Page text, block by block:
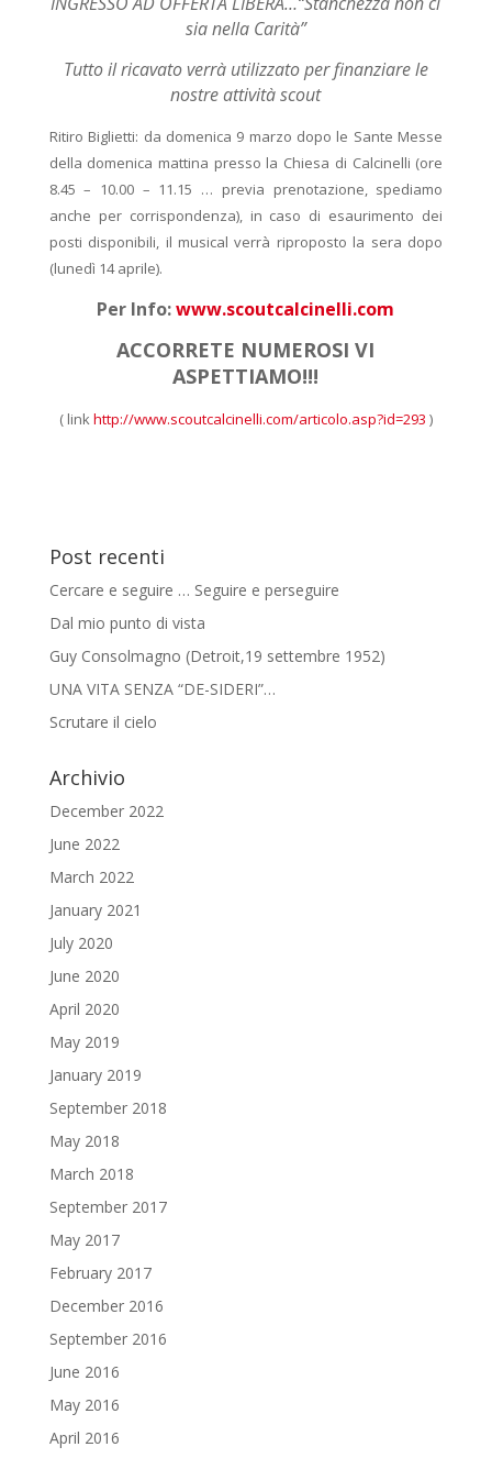
sia nella Carità”
Tutto il ricavato verrà utilizzato per finanziare le
nostre attività scout
Ritiro Biglietti: da domenica 9 marzo dopo le Sante Messe
della domenica mattina presso la Chiesa di Calcinelli (ore
8.45 – 10.00 – 11.15 … previa prenotazione, spediamo
anche per corrispondenza), in caso di esaurimento dei
posti disponibili, il musical verrà riproposto la sera dopo
(lunedì 14 aprile).
Per Info:www.scoutcalcinelli.com
ACCORRETE NUMEROSI VI
ASPETTIAMO!!!
( link http://www.scoutcalcinelli.com/articolo.asp?id=293 )
Post recenti
Cercare e seguire … Seguire e perseguire
Dal mio punto di vista
Guy Consolmagno (Detroit,19 settembre 1952)
UNA VITA SENZA “DE-SIDERI”…
Scrutare il cielo
Archivio
December 2022
June 2022
March 2022
January 2021
July 2020
June 2020
April 2020
May 2019
January 2019
September 2018
May 2018
March 2018
September 2017
May 2017
February 2017
December 2016
September 2016
June 2016
May 2016
April 2016